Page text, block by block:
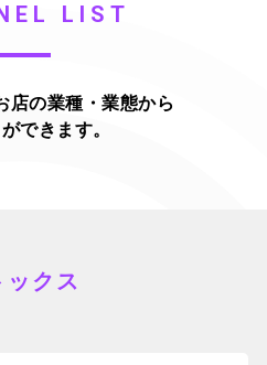
LIST
店の業種・業態から
できます。
ックス